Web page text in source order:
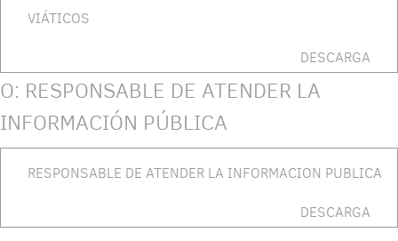
VIÁTICOS
DESCARGA
O: RESPONSABLE DE ATENDER LA
INFORMACIÓN PÚBLICA
RESPONSABLE DE ATENDER LA INFORMACION PUBLICA
DESCARGA